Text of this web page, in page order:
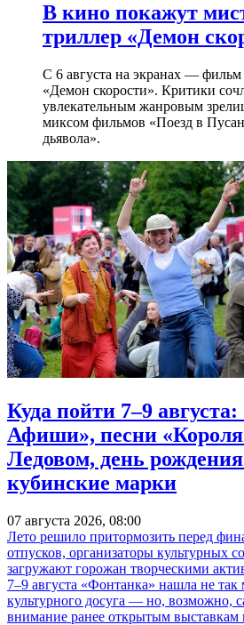
В кино покажут
триллер «Демон
С 6 августа на экранах —
«Демон скорости». Критики
увлекательным жанровым
миксом фильмов «Поезд в
дьявола».
Куда пойти 7–9
Афиши», песни
Ледовом, день
кубинские марки
07 августа 2026, 08:00
Лето решило притормозить перед
отпусков, организаторы культурных
загружают горожан творческими
7–9 августа «Фонтанка» нашла не
культурного досуга — но, возможно,
внимание ранее открытым выставкам